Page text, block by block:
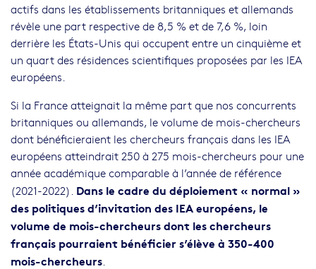
actifs dans les établissements britanniques et allemands
révèle une part respective de 8,5 % et de 7,6 %, loin
derrière les États-Unis qui occupent entre un cinquième et
un quart des résidences scientifiques proposées par les IEA
européens.
Si la France atteignait la même part que nos concurrents
britanniques ou allemands, le volume de mois-chercheurs
dont bénéficieraient les chercheurs français dans les IEA
européens atteindrait 250 à 275 mois-chercheurs pour une
année académique comparable à l’année de référence
(2021-2022). Dans le cadre du déploiement « normal »
des politiques d’invitation des IEA européens, le
volume de mois-chercheurs dont les chercheurs
français pourraient bénéficier s’élève à 350-400
mois-chercheurs